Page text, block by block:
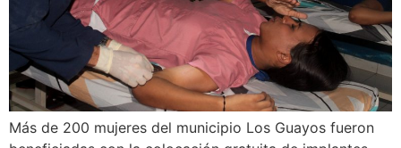
Más de 200 mujeres del municipio Los Guayos fueron